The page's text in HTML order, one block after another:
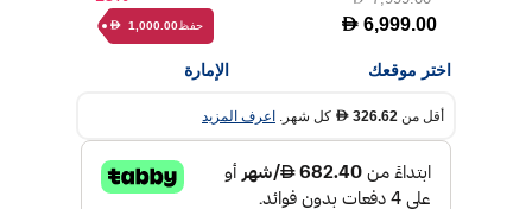
D 6,999.00 حفظ D 1,000.00
اختر موقعك الإمارة
أقل من D 326.62 كل شهر. اعرف المزيد